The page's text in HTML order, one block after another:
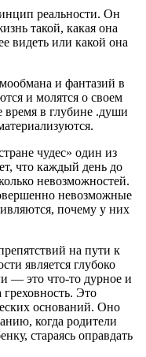
реальности. Он
такой, какая она
видеть или какой она
и фантазий в
и молятся о своем
в глубине .души
чудес» один из
что каждый день до
невозможностей.
невозможные
почему у них
на пути к
является глубоко
— это что-то дурное и
Это
оснований. Оно
когда родители
стараясь оправдать